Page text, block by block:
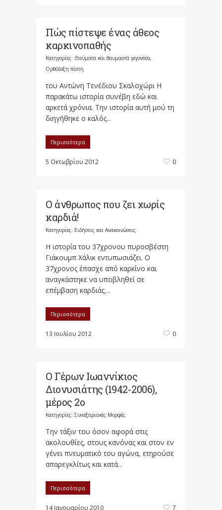
Πώς πίστεψε ένας άθεος
καρκινοπαθής
Κατηγορίες: Θαύματα και θαυμαστά γεγονότα,
Ορθόδοξη πίστη
του Αντώνη Τενέδιου Σκαλοχώρι Η
παρακάτω ιστορία συνέβη εδώ και
αρκετά χρόνια. Την ιστορία αυτή μού τη
διηγήθηκε ο καλός...
Περισσότερα
5 Οκτωβρίου 2012 0
Ο άνθρωπος που ζει χωρίς
καρδιά!
Κατηγορίες: Ειδήσεις και Ανακοινώσεις
Η ιστορία του 37χρονου πυροσβέστη
Γιάκουμπ Χάλικ εντυπωσιάζει. Ο
37χρονος έπασχε από καρκίνο και
αναγκάστηκε να υποβληθεί σε
επέμβαση καρδιάς....
Περισσότερα
13 Ιουλίου 2012 0
Ο Γέρων Ιωαννίκιος
Διονυσιάτης (1942-2006),
μέρος 2ο
Κατηγορίες: Συναξαριακές Μορφές
Την τάξιν του όσον αφορά στις
ακολουθίες, στους κανόνας και στον εν
γένει πνευματικό του αγώνα, ετηρούσε
απαρεγκλίτως και κατά...
Περισσότερα
14 Ιανουαρίου 2010 7